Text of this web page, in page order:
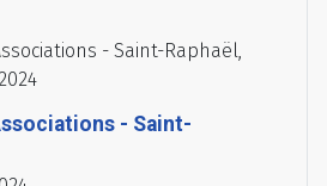
- Saint-